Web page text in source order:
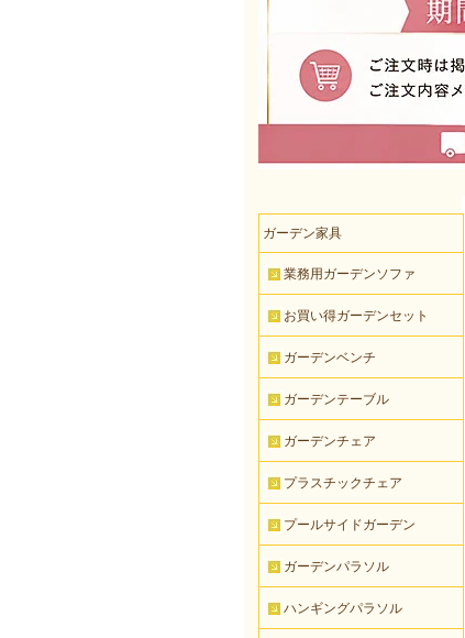
ガーデン家具
業務用ガーデンソファ
お買い得ガーデンセット
ガーデンベンチ
ガーデンテーブル
ガーデンチェア
プラスチックチェア
プールサイドガーデン
ガーデンパラソル
ハンギングパラソル